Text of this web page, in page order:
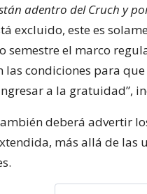
adentro del Cruch y
excluido, este es
semestre el marco
las condiciones para
a la gratuidad”,
deberá advertir
más allá de las